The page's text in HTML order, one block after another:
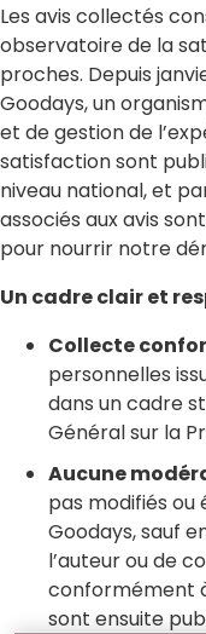
Les avis collectés
observatoire de la
proches. Depuis
Goodays, un
et de gestion de
satisfaction sont
niveau national, et
associés aux avis
pour nourrir notre
Un cadre clair et
Collecte
personnelles
dans un cadre
Général sur la
Aucune
pas modifiés
Goodays, sauf
l’auteur ou de
conformément
sont ensuite